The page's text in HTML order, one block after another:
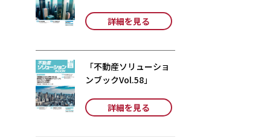
詳細を見る
「不動産ソリューショ
ンブックVol.58」
詳細を見る